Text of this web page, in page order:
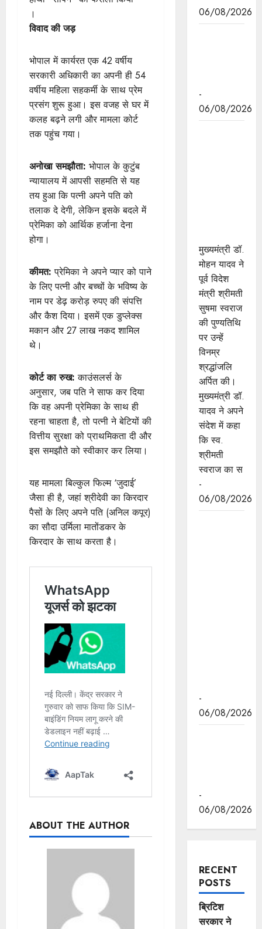
।
विवाद की जड़
भोपाल में कार्यरत एक 42 वर्षीय
सरकारी अधिकारी का अपनी ही 54
वर्षीय महिला सहकर्मी के साथ प्रेम
प्रसंग शुरू हुआ। इस वजह से घर में
कलह बढ़ने लगी और मामला कोर्ट
तक पहुंच गया।
अनोखा समझौता: भोपाल के कुटुंब
न्यायालय में आपसी सहमति से यह
तय हुआ कि पत्नी अपने पति को
तलाक दे देगी, लेकिन इसके बदले में
प्रेमिका को आर्थिक हर्जाना देना
होगा।
कीमत:प्रेमिका ने अपने प्यार को पाने
के लिए पत्नी और बच्चों के भविष्य के
नाम पर डेढ़ करोड़ रुपए की संपत्ति
और कैश दिया। इसमें एक डुप्लेक्स
मकान और 27 लाख नकद शामिल
थे।
कोर्ट का रुख:काउंसलर्स के
अनुसार, जब पति ने साफ कर दिया
कि वह अपनी प्रेमिका के साथ ही
रहना चाहता है, तो पत्नी ने बेटियों की
वित्तीय सुरक्षा को प्राथमिकता दी और
इस समझौते को स्वीकार कर लिया।
यह मामला बिल्कुल फिल्म ‘जुदाई’
जैसा ही है, जहां श्रीदेवी का किरदार
पैसों के लिए अपने पति (अनिल कपूर)
का सौदा उर्मिला मातोंडकर के
किरदार के साथ करता है।
ABOUT THE AUTHOR
06/08/2026
-
06/08/2026
मुख्यमंत्री डॉ.
मोहन यादव ने
पूर्व विदेश
मंत्री श्रीमती
सुषमा स्वराज
की पुण्यतिथि
पर उन्हें
विनम्र
श्रद्धांजलि
अर्पित की।
मुख्यमंत्री डॉ.
यादव ने अपने
संदेश में कहा
कि स्व.
श्रीमती
स्वराज का स
-
06/08/2026
-
06/08/2026
-
06/08/2026
RECENT
POSTS
ब्रिटिश
सरकार ने